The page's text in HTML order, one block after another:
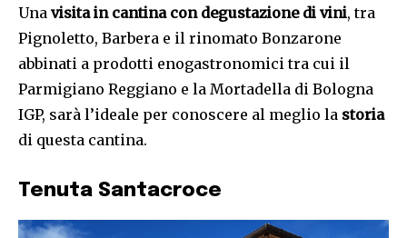
Una visita in cantina con degustazione di vini, tra
Pignoletto, Barbera e il rinomato Bonzarone
abbinati a prodotti enogastronomici tra cui il
Parmigiano Reggiano e la Mortadella di Bologna
IGP, sarà l’ideale per conoscere al meglio la storia
di questa cantina.
Tenuta Santacroce